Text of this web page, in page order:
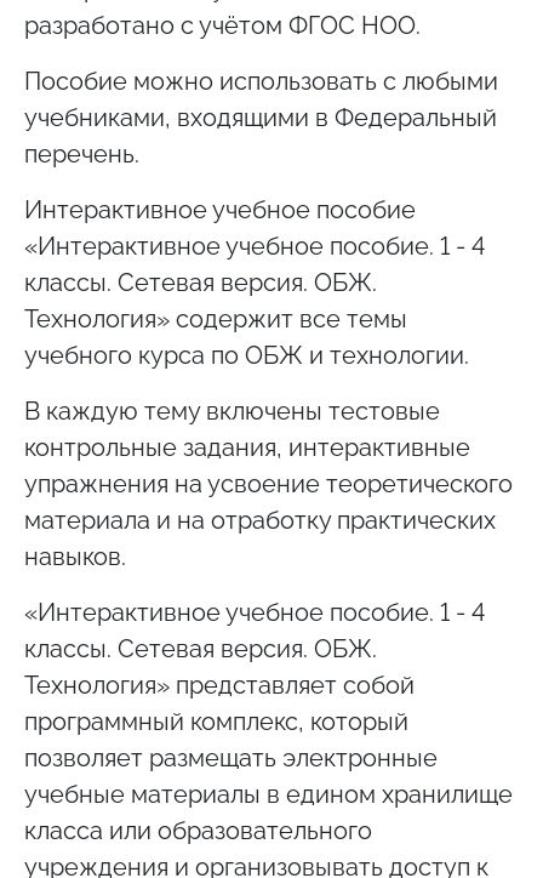
разработано с учётом ФГОС НОО.
Пособие можно использовать с любыми
учебниками, входящими в Федеральный
перечень.
Интерактивное учебное пособие
«Интерактивное учебное пособие. 1 - 4
классы. Сетевая версия. ОБЖ.
Технология» содержит все темы
учебного курса по ОБЖ и технологии.
В каждую тему включены тестовые
контрольные задания, интерактивные
упражнения на усвоение теоретического
материала и на отработку практических
навыков.
«Интерактивное учебное пособие. 1 - 4
классы. Сетевая версия. ОБЖ.
Технология» представляет собой
программный комплекс, который
позволяет размещать электронные
учебные материалы в едином хранилище
класса или образовательного
учреждения и организовывать доступ к